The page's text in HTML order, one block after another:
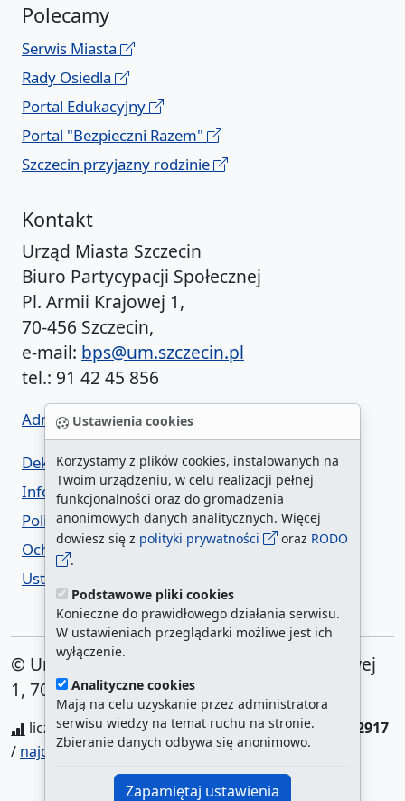
Ustawienia cookies
Korzystamy z plików cookies, instalowanych na
Twoim urządzeniu, w celu realizacji pełnej
funkcjonalności oraz do gromadzenia
anonimowych danych analitycznych. Więcej
dowiesz się z polityki prywatności oraz RODO
.
Podstawowe pliki cookies
Konieczne do prawidłowego działania serwisu.
W ustawieniach przeglądarki możliwe jest ich
wyłączenie.
Analityczne cookies
Mają na celu uzyskanie przez administratora
serwisu wiedzy na temat ruchu na stronie.
Zbieranie danych odbywa się anonimowo.
Zapamiętaj ustawienia
Polecamy
Serwis Miasta
Rady Osiedla
Portal Edukacyjny
Portal "Bezpieczni Razem"
Szczecin przyjazny rodzinie
Kontakt
Urząd Miasta Szczecin
Biuro Partycypacji Społecznej
Pl. Armii Krajowej 1,
70-456 Szczecin,
e-mail: bps@um.szczecin.pl
tel.: 91 42 45 856
Administrator BIP UM
Deklaracja dostępności
Informacja o urzędzie w ETR
Polityka prywatności
Ochrona danych osobowych
Ustawienia cookies
© Urząd Miasta Szczecin. Plac Armii Krajowej
1, 70-456 Szczecin
liczba wyświetleń:3402461/ aktualna strona:
132917
/ najczęściej odwiedzane strony